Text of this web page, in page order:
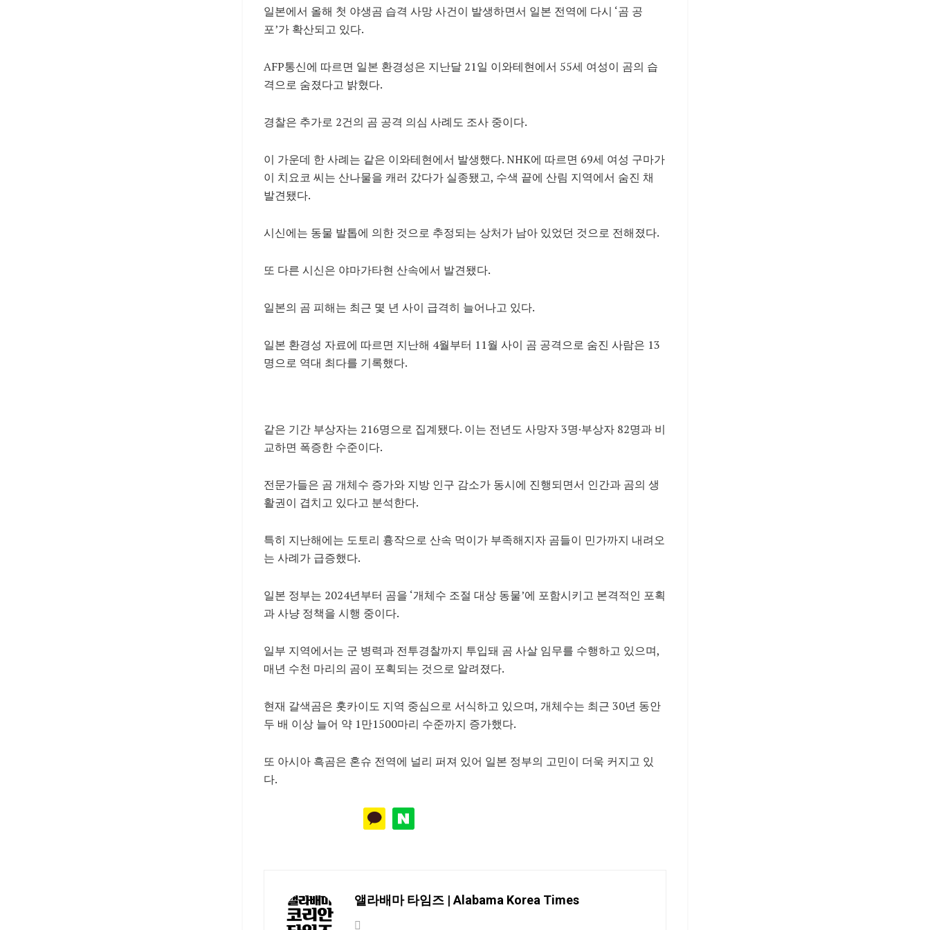
일본에서 올해 첫 야생곰 습격 사망 사건이 발생하면서 일본 전역에 다시 ‘곰 공
포’가 확산되고 있다.
AFP통신에 따르면 일본 환경성은 지난달 21일 이와테현에서 55세 여성이 곰의 습
격으로 숨졌다고 밝혔다.
경찰은 추가로 2건의 곰 공격 의심 사례도 조사 중이다.
이 가운데 한 사례는 같은 이와테현에서 발생했다. NHK에 따르면 69세 여성 구마가
이 치요코 씨는 산나물을 캐러 갔다가 실종됐고, 수색 끝에 산림 지역에서 숨진 채
발견됐다.
시신에는 동물 발톱에 의한 것으로 추정되는 상처가 남아 있었던 것으로 전해졌다.
또 다른 시신은 야마가타현 산속에서 발견됐다.
일본의 곰 피해는 최근 몇 년 사이 급격히 늘어나고 있다.
일본 환경성 자료에 따르면 지난해 4월부터 11월 사이 곰 공격으로 숨진 사람은 13
명으로 역대 최다를 기록했다.
같은 기간 부상자는 216명으로 집계됐다. 이는 전년도 사망자 3명·부상자 82명과 비
교하면 폭증한 수준이다.
전문가들은 곰 개체수 증가와 지방 인구 감소가 동시에 진행되면서 인간과 곰의 생
활권이 겹치고 있다고 분석한다.
특히 지난해에는 도토리 흉작으로 산속 먹이가 부족해지자 곰들이 민가까지 내려오
는 사례가 급증했다.
일본 정부는 2024년부터 곰을 ‘개체수 조절 대상 동물’에 포함시키고 본격적인 포획
과 사냥 정책을 시행 중이다.
일부 지역에서는 군 병력과 전투경찰까지 투입돼 곰 사살 임무를 수행하고 있으며,
매년 수천 마리의 곰이 포획되는 것으로 알려졌다.
현재 갈색곰은 홋카이도 지역 중심으로 서식하고 있으며, 개체수는 최근 30년 동안
두 배 이상 늘어 약 1만1500마리 수준까지 증가했다.
또 아시아 흑곰은 혼슈 전역에 널리 퍼져 있어 일본 정부의 고민이 더욱 커지고 있
다.
앨라배마 타임즈 | Alabama Korea Times